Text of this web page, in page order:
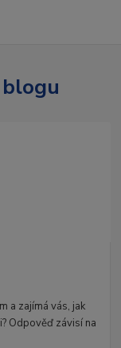
a zajímá vás, jak
Odpověď závisí na